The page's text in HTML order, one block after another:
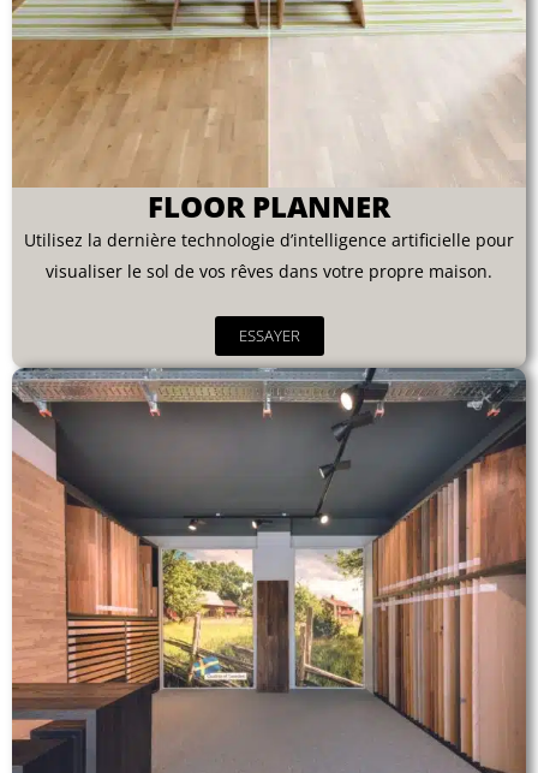
FLOOR PLANNER
Utilisez la dernière technologie d’intelligence artificielle pour
visualiser le sol de vos rêves dans votre propre maison.
ESSAYER